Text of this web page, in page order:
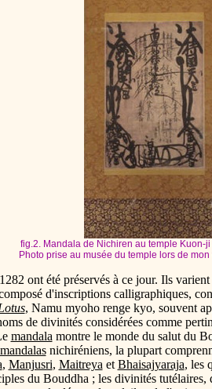
fig.2. Mandala de Nichiren au temple Kuon-
Photo prise au musée du temple lors de
ont été préservés à ce jour. Ils
d'inscriptions calligraphiques,
, Namu myoho renge kyo, souvent
de divinités considérées comme
mandala montre le monde du salut du
mandalasnichiréniens, la plupart
, Manjusri, Maitreya et Bhaisajyaraja, les
du Bouddha ; les divinités tutélaires,